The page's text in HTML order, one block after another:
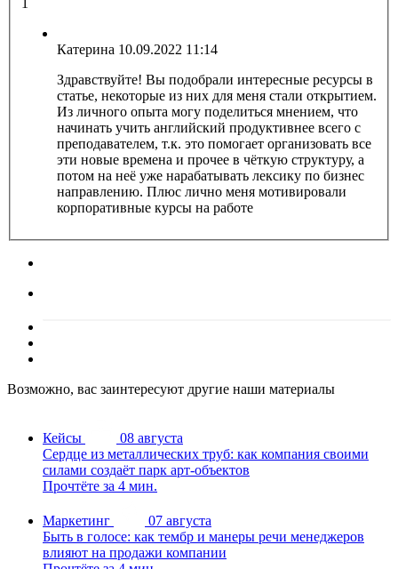
1
Катерина 10.09.2022 11:14
Здравствуйте! Вы подобрали интересные ресурсы в
статье, некоторые из них для меня стали открытием.
Из личного опыта могу поделиться мнением, что
начинать учить английский продуктивнее всего с
преподавателем, т.к. это помогает организовать все
эти новые времена и прочее в чёткую структуру, а
потом на неё уже нарабатывать лексику по бизнес
направлению. Плюс лично меня мотивировали
корпоративные курсы на работе
Возможно, вас заинтересуют другие наши материалы
Кейсы
08 августа
Сердце из металлических труб: как компания своими
силами создаёт парк арт-объектов
Прочтёте за 4 мин.
Маркетинг
07 августа
Быть в голосе: как тембр и манеры речи менеджеров
влияют на продажи компании